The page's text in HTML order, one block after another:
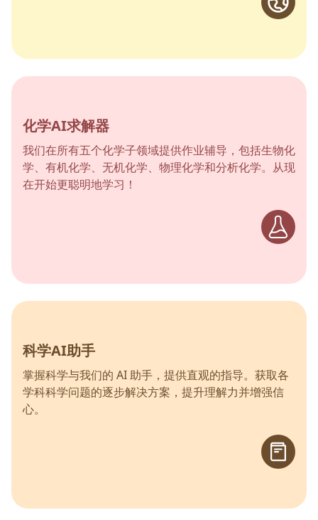
化学AI求解器
我们在所有五个化学子领域提供作业辅导，包括生物化
学、有机化学、无机化学、物理化学和分析化学。从现
在开始更聪明地学习！
科学AI助手
掌握科学与我们的 AI 助手，提供直观的指导。获取各
学科科学问题的逐步解决方案，提升理解力并增强信
心。